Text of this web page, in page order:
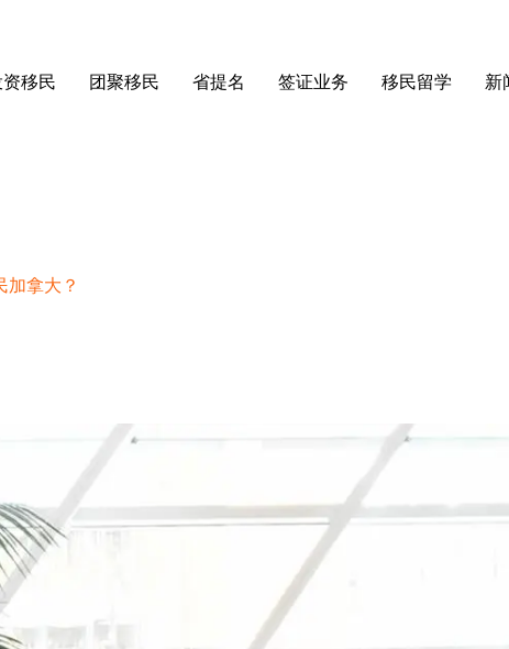
移民 团聚移民 省提名 签证业务 移民留学 新
加拿大？